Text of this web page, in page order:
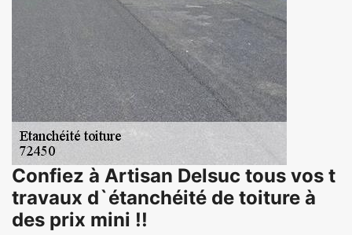
Confiez à Artisan Delsuc tous vos t
travaux d`étanchéité de toiture à
des prix mini !!